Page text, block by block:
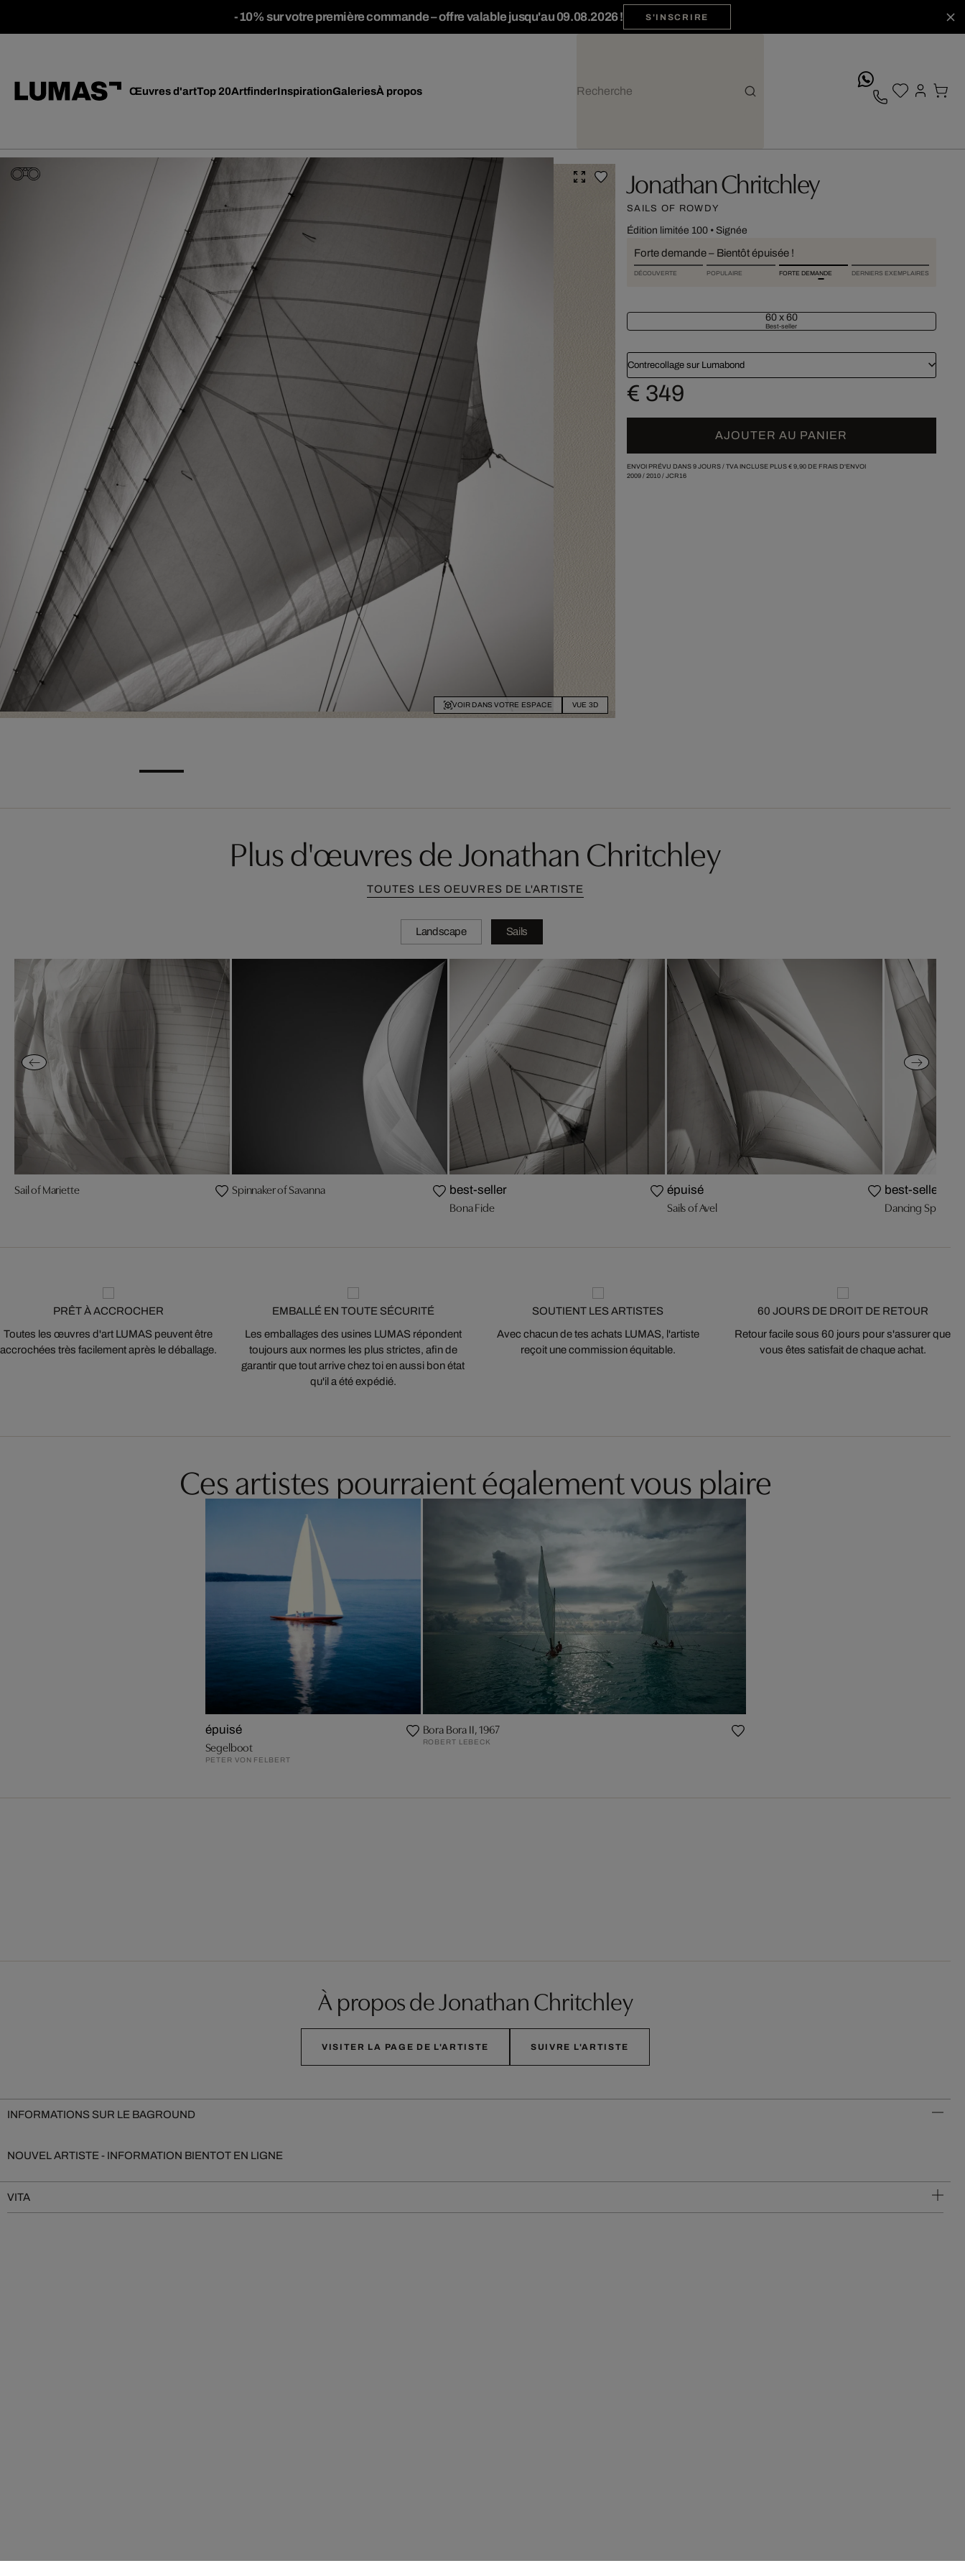
-10% sur votre première commande – offre valable jusqu'au 09.08.2026 ! S'INSCRIRE
Œuvres d'artTop 20ArtfinderInspirationGaleriesÀ propos
VOIR DANS VOTRE ESPACE VUE 3D
Jonathan Chritchley
SAILS OF ROWDY
Édition limitée 100• Signée
Forte demande – Bientôt épuisée !
DÉCOUVERTE POPULAIRE FORTE DEMANDE DERNIERS EXEMPLAIRES
60 x 60
Best-seller
Contrecollage sur Lumabond
€ 349
AJOUTER AU PANIER
ENVOI PRÉVU DANS 9 JOURS / TVA INCLUSE PLUS € 9,90DE FRAIS D'ENVOI
2009/ 2010/ JCR16
Plus d'œuvres de Jonathan Chritchley
TOUTES LES OEUVRES DE L'ARTISTE
Landscape Sails
Sail of Mariette Spinnaker of Savanna best-seller
Bona Fide
épuisé
Sails of Avel
best-seller
Dancing
PRÊT À ACCROCHER
Toutes les œuvres d'art LUMAS peuvent être
accrochées très facilement après le déballage.
EMBALLÉ EN TOUTE SÉCURITÉ
Les emballages des usines LUMAS répondent
toujours aux normes les plus strictes, afin de
garantir que tout arrive chez toi en aussi bon état
qu'il a été expédié.
SOUTIENT LES ARTISTES
Avec chacun de tes achats LUMAS, l'artiste
reçoit une commission équitable.
60 JOURS DE DROIT DE RETOUR
Retour facile sous 60 jours pour s'assurer que
vous êtes satisfait de chaque achat.
Ces artistes pourraient également vous plaire
épuisé
Segelboot
PETER VON FELBERT
Bora Bora II, 1967
ROBERT LEBECK
À propos de Jonathan Chritchley
VISITER LA PAGE DE L'ARTISTE SUIVRE L'ARTISTE
INFORMATIONS SUR LE BAGROUND
NOUVEL ARTISTE - INFORMATION BIENTOT EN LIGNE
VITA